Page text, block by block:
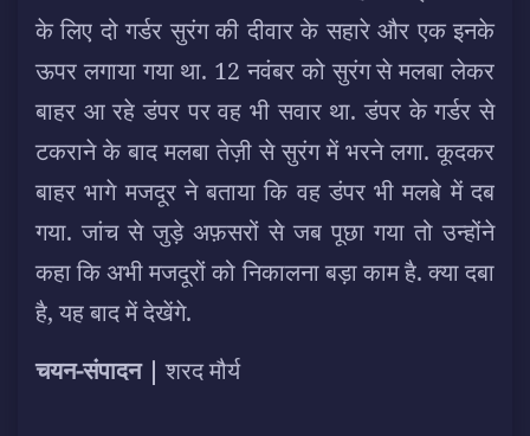
के लिए दो गर्डर सुरंग की दीवार के सहारे और एक इनके
ऊपर लगाया गया था. 12 नवंबर को सुरंग से मलबा लेकर
बाहर आ रहे डंपर पर वह भी सवार था. डंपर के गर्डर से
टकराने के बाद मलबा तेज़ी से सुरंग में भरने लगा. कूदकर
बाहर भागे मजदूर ने बताया कि वह डंपर भी मलबे में दब
गया. जांच से जुड़े अफ़सरों से जब पूछा गया तो उन्होंने
कहा कि अभी मजदूरों को निकालना बड़ा काम है. क्या दबा
है, यह बाद में देखेंगे.
चयन-संपादन | शरद मौर्य